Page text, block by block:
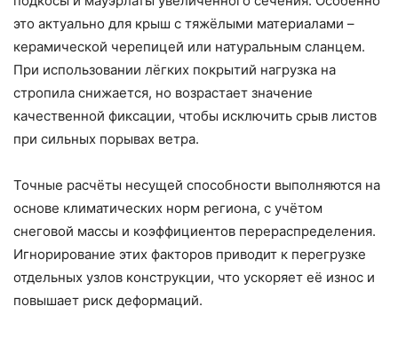
это актуально для крыш с тяжёлыми материалами –
керамической черепицей или натуральным сланцем.
При использовании лёгких покрытий нагрузка на
стропила снижается, но возрастает значение
качественной фиксации, чтобы исключить срыв листов
при сильных порывах ветра.
Точные расчёты несущей способности выполняются на
основе климатических норм региона, с учётом
снеговой массы и коэффициентов перераспределения.
Игнорирование этих факторов приводит к перегрузке
отдельных узлов конструкции, что ускоряет её износ и
повышает риск деформаций.